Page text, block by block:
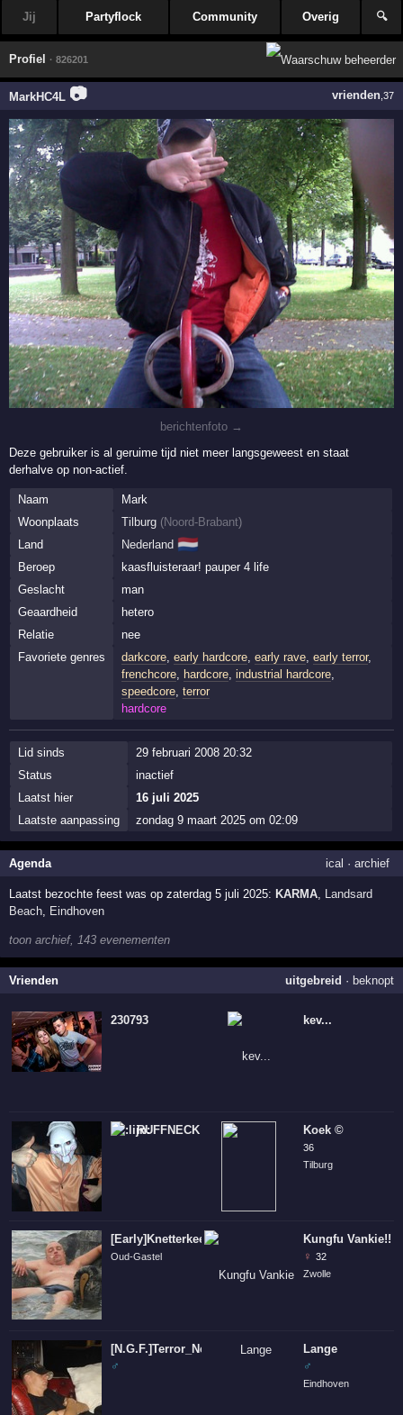
Jij Partyflock Community Overig 🔍
Profiel · 826201
MarkHC4L 📷 vrienden,37
berichtenfoto →
Deze gebruiker is al geruime tijd niet meer langsgeweest en staat
derhalve op non-actief.
Naam
Mark
Woonplaats
Tilburg (Noord-Brabant)
Land
Nederland 🇳🇱
Beroep
kaasfluisteraar! pauper 4 life
Geslacht
man
Geaardheid
hetero
Relatie
nee
Favoriete genres
darkcore, early hardcore, early rave, early terror,
frenchcore, hardcore, industrial hardcore,
speedcore, terror
hardcore
Lid sinds
29 februari 2008 20:32
Status
inactief
Laatst hier
16 juli 2025
Laatste aanpassing
zondag 9 maart 2025 om 02:09
Agenda ical · archief
Laatst bezochte feest was op zaterdag 5 juli 2025: KARMA, Landsard
Beach, Eindhoven
toon archief, 143 evenementen
Vrienden uitgebreid · beknopt
230793
RUFFNECK SOLDIER
[Early]Knetterkees
Oud-Gastel
[N.G.F.]Terror_Neliss.
♂
kev...
Koek ©
36
Tilburg
Kungfu Vankie!!
♀ 32
Zwolle
Lange
♂
Eindhoven